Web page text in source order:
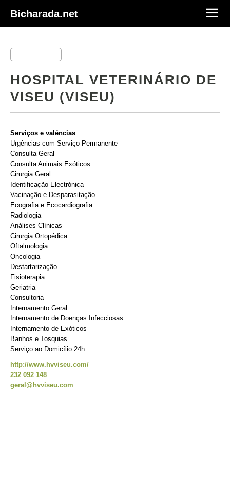
Bicharada.net
HOSPITAL VETERINÁRIO DE
VISEU (VISEU)
Serviços e valências
Urgências com Serviço Permanente
Consulta Geral
Consulta Animais Exóticos
Cirurgia Geral
Identificação Electrónica
Vacinação e Desparasitação
Ecografia e Ecocardiografia
Radiologia
Análises Clínicas
Cirurgia Ortopédica
Oftalmologia
Oncologia
Destartarização
Fisioterapia
Geriatria
Consultoria
Internamento Geral
Internamento de Doenças Infecciosas
Internamento de Exóticos
Banhos e Tosquias
Serviço ao Domicílio 24h
http://www.hvviseu.com/
232 092 148
geral@hvviseu.com